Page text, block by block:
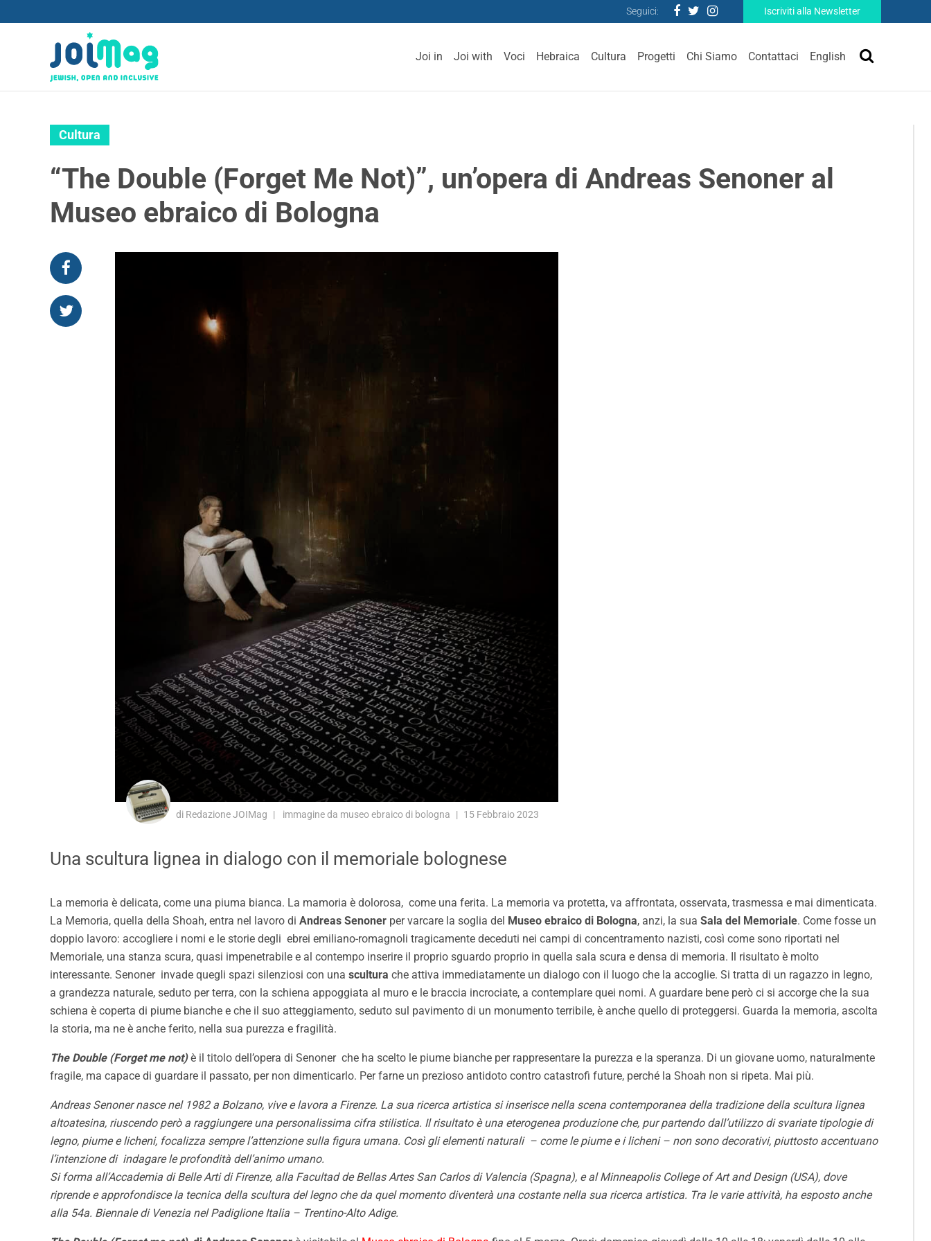
Seguici: Iscriviti alla Newsletter
Joi in Joi with Voci Hebraica Cultura Progetti Chi Siamo Contattaci English
Cultura
“The Double (Forget Me Not)”, un’opera di Andreas Senoner al
Museo ebraico di Bologna
di Redazione JOIMag immagine da museo ebraico di bologna 15 Febbraio 2023
Una scultura lignea in dialogo con il memoriale bolognese
La memoria è delicata, come una piuma bianca. La mamoria è dolorosa, come una ferita. La memoria va protetta, va affrontata, osservata, trasmessa e mai dimenticata.
La Memoria, quella della Shoah, entra nel lavoro di Andreas Senoner per varcare la soglia del Museo ebraico di Bologna, anzi, la sua Sala del Memoriale. Come fosse un
doppio lavoro: accogliere i nomi e le storie degli ebrei emiliano-romagnoli tragicamente deceduti nei campi di concentramento nazisti, così come sono riportati nel
Memoriale, una stanza scura, quasi impenetrabile e al contempo inserire il proprio sguardo proprio in quella sala scura e densa di memoria. Il risultato è molto
interessante. Senoner invade quegli spazi silenziosi con una scultura che attiva immediatamente un dialogo con il luogo che la accoglie. Si tratta di un ragazzo in legno,
a grandezza naturale, seduto per terra, con la schiena appoggiata al muro e le braccia incrociate, a contemplare quei nomi. A guardare bene però ci si accorge che la sua
schiena è coperta di piume bianche e che il suo atteggiamento, seduto sul pavimento di un monumento terribile, è anche quello di proteggersi. Guarda la memoria, ascolta
la storia, ma ne è anche ferito, nella sua purezza e fragilità.
The Double (Forget me not) è il titolo dell’opera di Senoner che ha scelto le piume bianche per rappresentare la purezza e la speranza. Di un giovane uomo, naturalmente
fragile, ma capace di guardare il passato, per non dimenticarlo. Per farne un prezioso antidoto contro catastrofi future, perché la Shoah non si ripeta. Mai più.
Andreas Senoner nasce nel 1982 a Bolzano, vive e lavora a Firenze. La sua ricerca artistica si inserisce nella scena contemporanea della tradizione della scultura lignea
altoatesina, riuscendo però a raggiungere una personalissima cifra stilistica. Il risultato è una eterogenea produzione che, pur partendo dall’utilizzo di svariate tipologie di
legno, piume e licheni, focalizza sempre l’attenzione sulla figura umana. Così gli elementi naturali – come le piume e i licheni – non sono decorativi, piuttosto accentuano
l’intenzione di indagare le profondità dell’animo umano.
Si forma all’Accademia di Belle Arti di Firenze, alla Facultad de Bellas Artes San Carlos di Valencia (Spagna), e al Minneapolis College of Art and Design (USA), dove
riprende e approfondisce la tecnica della scultura del legno che da quel momento diventerà una costante nella sua ricerca artistica. Tra le varie attività, ha esposto anche
alla 54a. Biennale di Venezia nel Padiglione Italia – Trentino-Alto Adige.